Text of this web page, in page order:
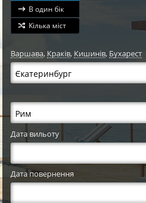
В один бік
Кілька міст
Варшава,Краків, Кишинів, Бухарест
Дата вильоту
Дата повернення